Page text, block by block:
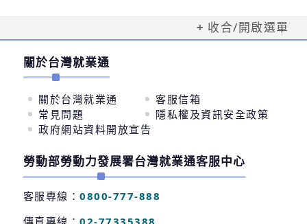
收合/開啟選單
關於台灣就業通
關於台灣就業通
客服信箱
常見問題
隱私權及資訊安全政策
政府網站資料開放宣告
勞動部勞動力發展署台灣就業通客服中心
客服專線：0800-777-888
傳真專線：02-77335388